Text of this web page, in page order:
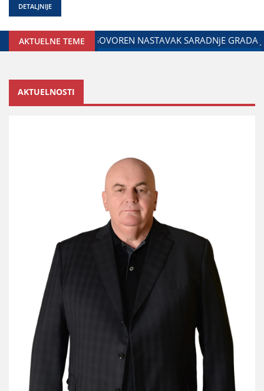
DETALJNIJE
AKTUELNE TEME
ZA ODNOSE SA DIЈASPOROM DALIBOR MARKOVIĆ
AKTUELNOSTI